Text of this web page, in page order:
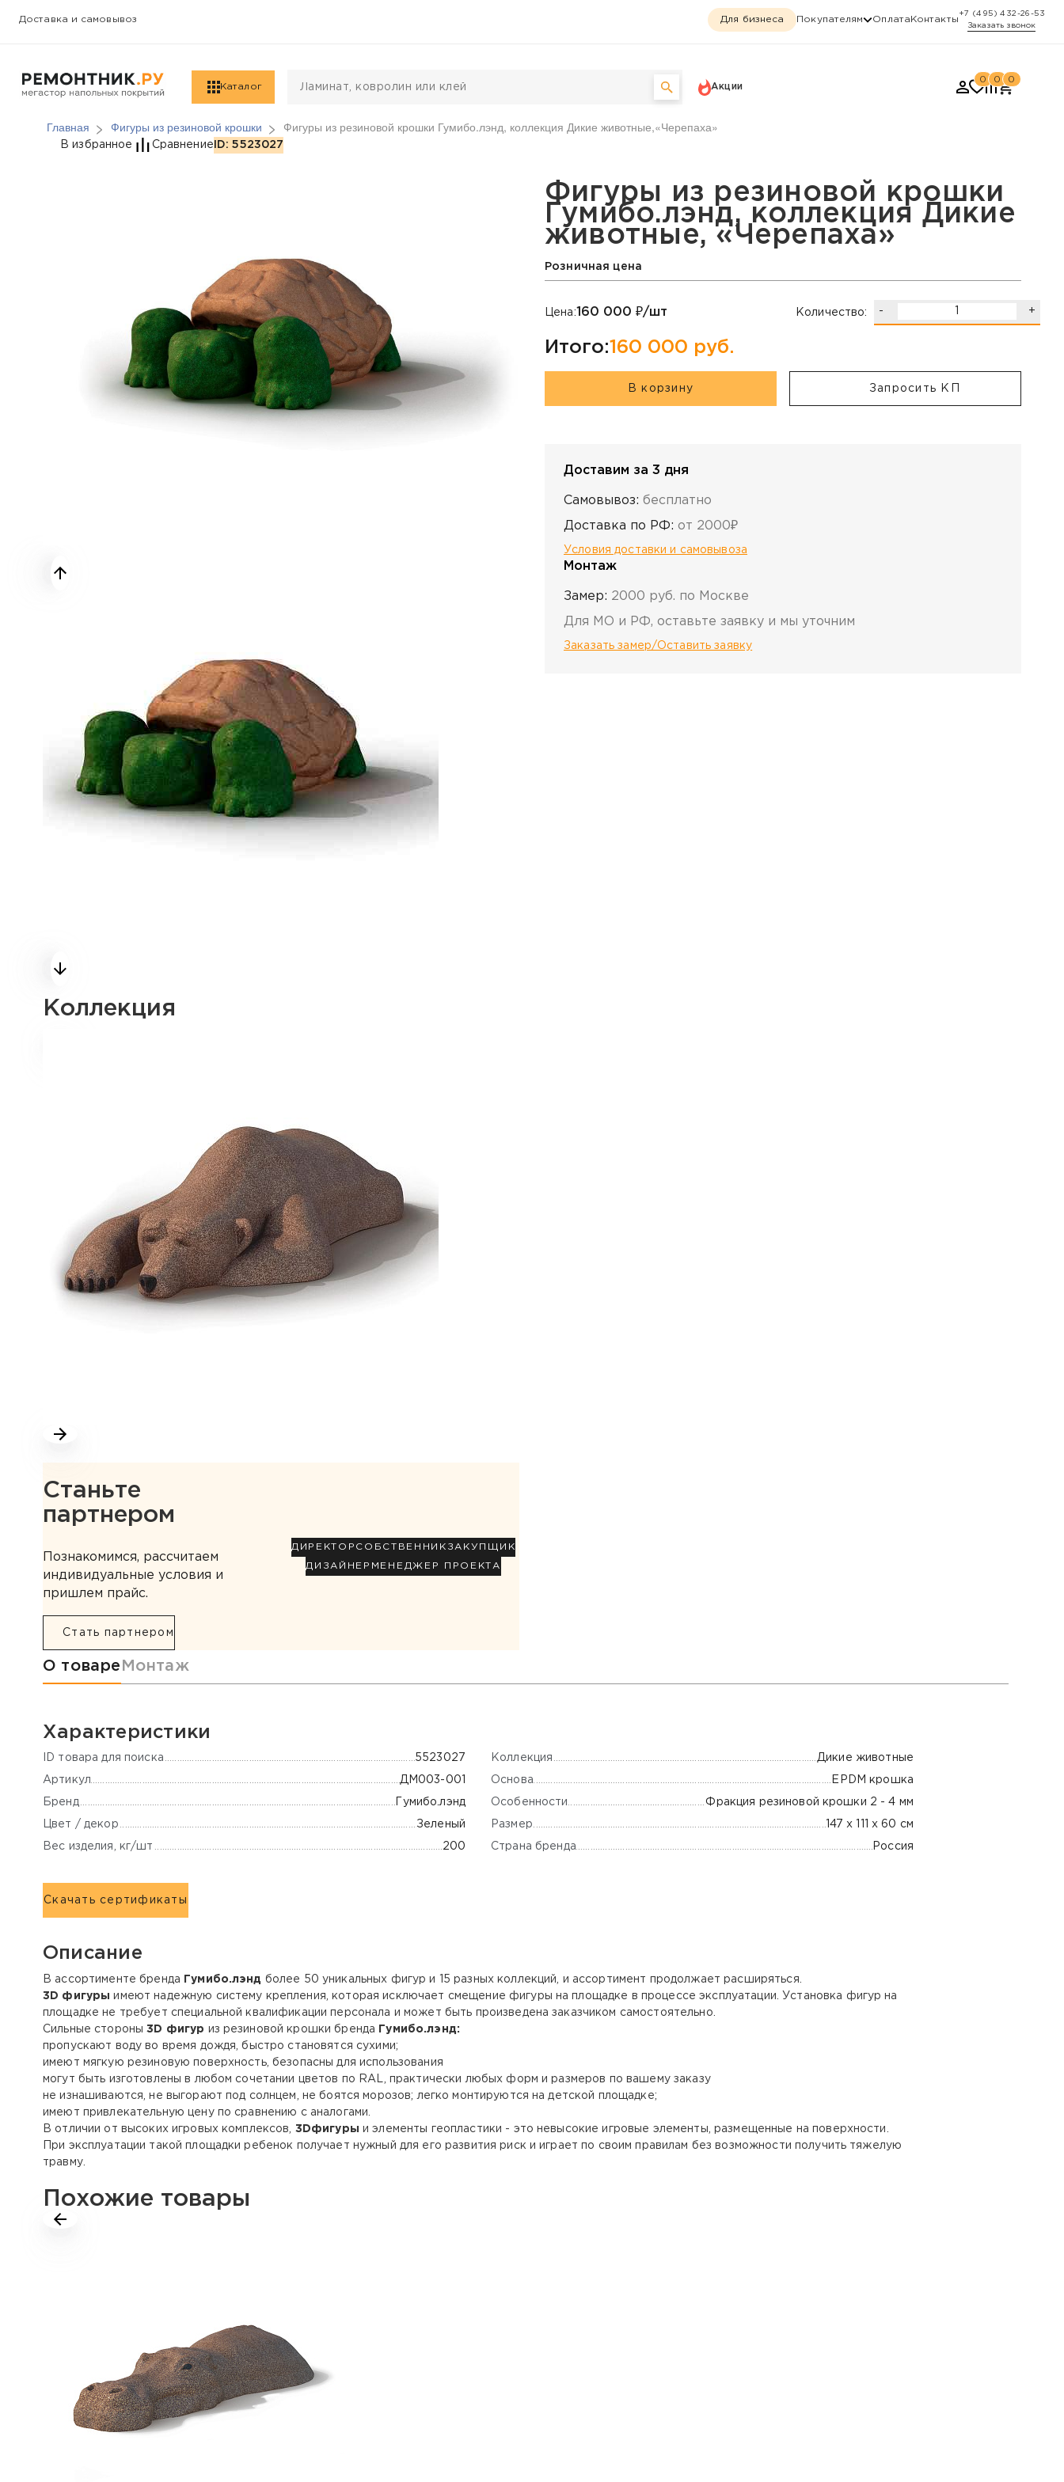
Доставка и самовывоз Для бизнеса Покупателям Оплата Контакты
+7 (495) 432-26-53
Заказать звонок
Каталог Акции
0 0 0
Главная Фигуры из резиновой крошки Фигуры из резиновой крошки Гумибо.лэнд, коллекция Дикие животные,«Черепаха»
Фигуры из резиновой крошки Гумибо.лэнд, коллекция Дикие
В избранное Сравнение ID: 5523027
Коллекция
Станьте
партнером
Познакомимся, рассчитаем
индивидуальные условия и
пришлем прайс.
Стать партнером
ДИРЕКТОР СОБСТВЕННИК ЗАКУПЩИК
ДИЗАЙНЕР МЕНЕДЖЕР ПРОЕКТА
Фигуры из резиновой крошки
Гумибо.лэнд, коллекция Дикие
животные, «Черепаха»
Розничная цена
Цена:160 000 ₽/шт Количество: - +
Итого:160 000 руб.
В корзину Запросить КП
Доставим за 3 дня
Самовывоз: бесплатно
Доставка по РФ: от 2000₽
Условия доставки и самовывоза
Монтаж
Замер: 2000 руб. по Москве
Для МО и РФ, оставьте заявку и мы уточним
Заказать замер/Оставить заявку
Информация о товаре
О товаре Монтаж
Характеристики
ID товара для поиска 5523027
Артикул ДМ003-001
Бренд Гумибо.лэнд
Цвет / декор Зеленый
Вес изделия, кг/шт 200
Коллекция Дикие животные
Основа EPDM крошка
Особенности Фракция резиновой крошки 2 - 4 мм
Размер 147 х 111 х 60 см
Страна бренда Россия
Скачать сертификаты
Описание
В ассортименте бренда Гумибо.лэнд более 50 уникальных фигур и 15 разных коллекций, и ассортимент продолжает расширяться.
3D фигуры имеют надежную систему крепления, которая исключает смещение фигуры на площадке в процессе эксплуатации. Установка фигур на
площадке не требует специальной квалификации персонала и может быть произведена заказчиком самостоятельно.
Сильные стороны3D фигур из резиновой крошки бренда Гумибо.лэнд:
пропускают воду во время дождя, быстро становятся сухими;
имеют мягкую резиновую поверхность, безопасны для использования
могут быть изготовлены в любом сочетании цветов по RAL, практически любых форм и размеров по вашему заказу
не изнашиваются, не выгорают под солнцем, не боятся морозов; легко монтируются на детской площадке;
имеют привлекательную цену по сравнению с аналогами.
В отличии от высоких игровых комплексов, 3Dфигуры и элементы геопластики - это невысокие игровые элементы, размещенные на поверхности.
При эксплуатации такой площадки ребенок получает нужный для его развития риск и играет по своим правилам без возможности получить тяжелую
травму.
Похожие товары